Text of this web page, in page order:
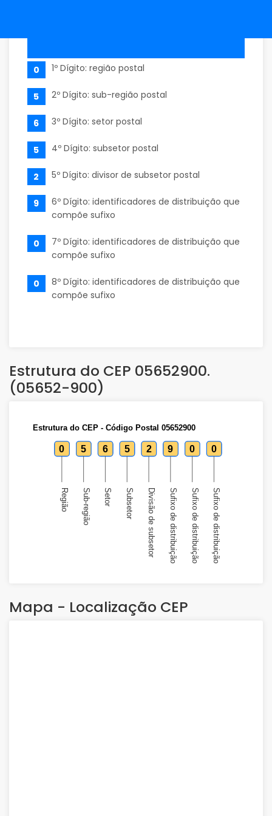
0 1º Dígito: região postal
5 2º Dígito: sub-região postal
6 3º Dígito: setor postal
5 4º Dígito: subsetor postal
2 5º Dígito: divisor de subsetor postal
9
6º Dígito: identificadores de distribuição que
compõe sufixo
0
7º Dígito: identificadores de distribuição que
compõe sufixo
0
8º Dígito: identificadores de distribuição que
compõe sufixo
Estrutura do CEP 05652900.
(05652-900)
Estrutura do CEP - Código Postal 05652900
0
Região
5
Sub-região
6
Setor
5
Subsetor
2
Divisão de subsetor
9
Sufixo de distribuição
0
Sufixo de distribuição
0
Sufixo de distribuição
Mapa - Localização CEP